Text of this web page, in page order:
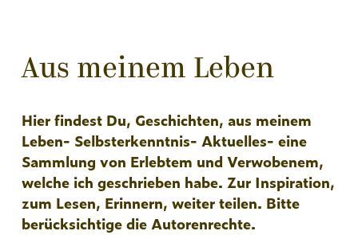
Aus meinem Leben
Hier findest Du, Geschichten, aus meinem
Leben- Selbsterkenntnis- Aktuelles- eine
Sammlung von Erlebtem und Verwobenem,
welche ich geschrieben habe. Zur Inspiration,
zum Lesen, Erinnern, weiter teilen. Bitte
berücksichtige die Autorenrechte.